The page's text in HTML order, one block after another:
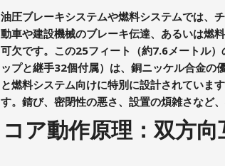
油圧ブレーキシステムや燃料システムでは、
動車や建設機械のブレーキ伝達、あるいは燃
可欠です。この25フィート（約7.6メートル
ップと継手32個付属）は、銅ニッケル合金の
と燃料システム向けに特別に設計されていま
す。錆び、密閉性の悪さ、設置の煩雑さなど
コア動作原理：双方